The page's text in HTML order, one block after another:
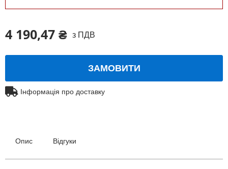
4 190,47 ₴ з ПДВ
ЗАМОВИТИ
Інформація про доставку
Опис Відгуки